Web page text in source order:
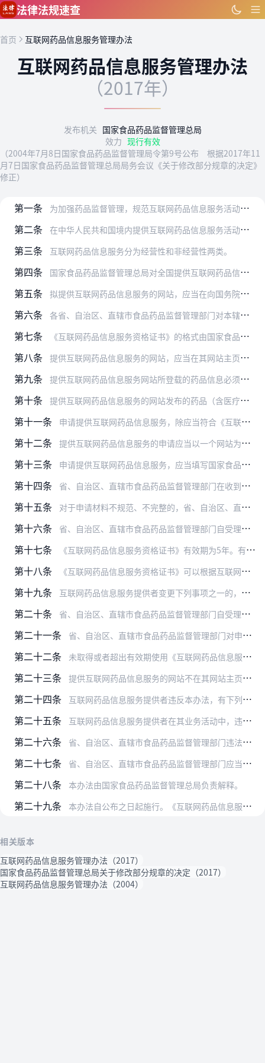
跳到主要内容
法律法规速查
首页 互联网药品信息服务管理办法
互联网药品信息服务管理办法
（2017年）
发布机关 国家食品药品监督管理总局
效力 现行有效
（2004年7月8日国家食品药品监督管理局令第9号公布 根据2017年11
月7日国家食品药品监督管理总局局务会议《关于修改部分规章的决定》
修正）
第一条 为加强药品监督管理，规范互联网药品信息服务活动，保证互联网药品信息的真实、准确，根据《中华人民共和国药品管理法》、《互联网信息服务管理办法》，制定本办法。
第二条 在中华人民共和国境内提供互联网药品信息服务活动，适用本办法。
第三条 互联网药品信息服务分为经营性和非经营性两类。
第四条 国家食品药品监督管理总局对全国提供互联网药品信息服务活动的网站实施监督管理。
第五条 拟提供互联网药品信息服务的网站，应当在向国务院信息产业主管部门或者省级电信管理机构申请办理经营许可证或者办理备案手续之前，按照属地监督管理的原则，向该网站主办单…
第六条 各省、自治区、直辖市食品药品监督管理部门对本辖区内申请提供互联网药品信息服务的互联网站进行审核，符合条件的核发《互联网药品信息服务资格证书》。
第七条 《互联网药品信息服务资格证书》的格式由国家食品药品监督管理总局统一制定。
第八条 提供互联网药品信息服务的网站，应当在其网站主页显著位置标注《互联网药品信息服务资格证书》的证书编号。
第九条 提供互联网药品信息服务网站所登载的药品信息必须科学、准确，必须符合国家的法律、法规和国家有关药品、医疗器械管理的相关规定。
第十条 提供互联网药品信息服务的网站发布的药品（含医疗器械）广告，必须经过食品药品监督管理部门审查批准。
第十一条 申请提供互联网药品信息服务，除应当符合《互联网信息服务管理办法》规定的要求外，还应当具备下列条件：
第十二条 提供互联网药品信息服务的申请应当以一个网站为基本单元。
第十三条 申请提供互联网药品信息服务，应当填写国家食品药品监督管理总局统一制发的《互联网药品信息服务申请表》，向网站主办单位所在地省、自治区、直辖市食品药品监督管理部门提…
第十四条 省、自治区、直辖市食品药品监督管理部门在收到申请材料之日起5日内做出受理与否的决定，受理的，发给受理通知书；不受理的，书面通知申请人并说明理由，同时告知申请人享…
第十五条 对于申请材料不规范、不完整的，省、自治区、直辖市食品药品监督管理部门自申请之日起5日内一次告知申请人需要补正的全部内容；逾期不告知的，自收到材料之日起即为受理。
第十六条 省、自治区、直辖市食品药品监督管理部门自受理之日起20日内对申请提供互联网药品信息服务的材料进行审核，并作出同意或者不同意的决定。同意的，由省、自治区、直辖市食…
第十七条 《互联网药品信息服务资格证书》有效期为5年。有效期届满，需要继续提供互联网药品信息服务的，持证单位应当在有效期届满前6个月内，向原发证机关申请换发《互联网药品信…
第十八条 《互联网药品信息服务资格证书》可以根据互联网药品信息服务提供者的书面申请，由原发证机关收回，原发证机关应当报国家食品药品监督管理总局备案并发布公告。被收回《互联…
第十九条 互联网药品信息服务提供者变更下列事项之一的，应当向原发证机关申请办理变更手续，填写《互联网药品信息服务项目变更申请表》，同时提供下列相关证明文件：
第二十条 省、自治区、直辖市食品药品监督管理部门自受理变更申请之日起20个工作日内作出是否同意变更的审核决定。同意变更的，将变更结果予以公告并报国家食品药品监督管理总局备…
第二十一条 省、自治区、直辖市食品药品监督管理部门对申请人的申请进行审查时，应当公示审批过程和审批结果。申请人和利害关系人可以对直接关系其重大利益的事项提交书面意见进行陈述…
第二十二条 未取得或者超出有效期使用《互联网药品信息服务资格证书》从事互联网药品信息服务的，由国家食品药品监督管理总局或者省、自治区、直辖市食品药品监督管理部门给予警告，并…
第二十三条 提供互联网药品信息服务的网站不在其网站主页的显著位置标注《互联网药品信息服务资格证书》的证书编号的，国家食品药品监督管理总局或者省、自治区、直辖市食品药品监督管…
第二十四条 互联网药品信息服务提供者违反本办法，有下列情形之一的，由国家食品药品监督管理总局或者省、自治区、直辖市食品药品监督管理部门给予警告，责令限期改正；情节严重的，对…
第二十五条 互联网药品信息服务提供者在其业务活动中，违法使用《互联网药品信息服务资格证书》的，由国家食品药品监督管理总局或者省、自治区、直辖市食品药品监督管理部门依照有关法…
第二十六条 省、自治区、直辖市食品药品监督管理部门违法对互联网药品信息服务申请作出审核批准的，原发证机关应当撤销原批准的《互联网药品信息服务资格证书》，由此给申请人的合法权…
第二十七条 省、自治区、直辖市食品药品监督管理部门应当对提供互联网药品信息服务的网站进行监督检查，并将检查情况向社会公告。
第二十八条 本办法由国家食品药品监督管理总局负责解释。
第二十九条 本办法自公布之日起施行。《互联网药品信息服务管理暂行规定》（国家药品监督管理局令第26号）同时废止。
相关版本
互联网药品信息服务管理办法（2017）
国家食品药品监督管理总局关于修改部分规章的决定（2017）
互联网药品信息服务管理办法（2004）